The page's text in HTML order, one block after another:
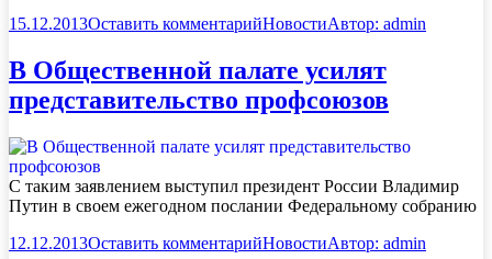
15.12.2013Оставить комментарийНовостиАвтор: admin
В Общественной палате усилят
представительство профсоюзов
С таким заявлением выступил президент России Владимир
Путин в своем ежегодном послании Федеральному собранию
12.12.2013Оставить комментарийНовостиАвтор: admin